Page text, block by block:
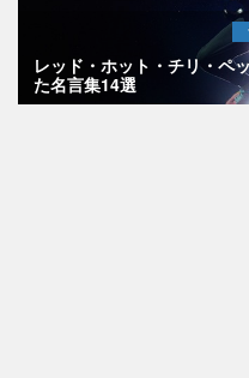
レッド・ホット・チリ・ペ
た名言集14選